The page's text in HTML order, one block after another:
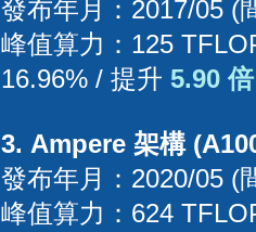
發布年月：2017/05 (
峰值算力：125
16.96% / 提升 5.90 倍
3. Ampere 架構
發布年月：2020/05 (
峰值算力：624